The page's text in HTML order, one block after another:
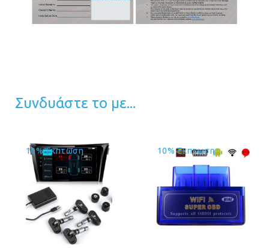
Συνδυάστε το με...
10% Έκπτωση 10% Έκπτωση